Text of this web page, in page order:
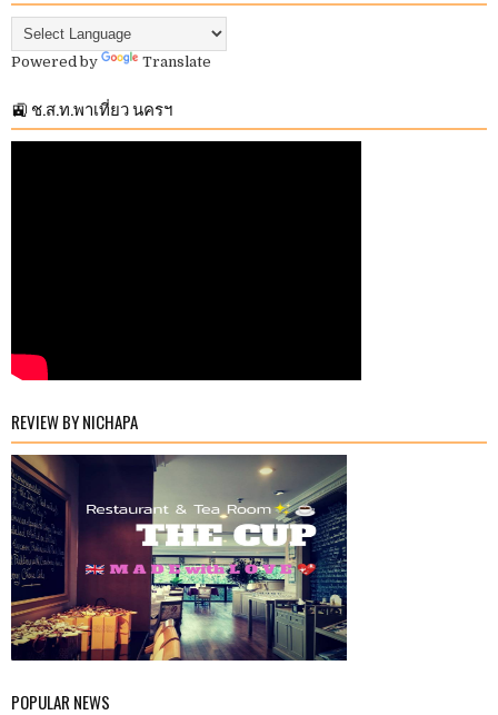
Powered by Translate
🚉 ช.ส.ท.พาเที่ยว นครฯ
REVIEW BY NICHAPA
POPULAR NEWS